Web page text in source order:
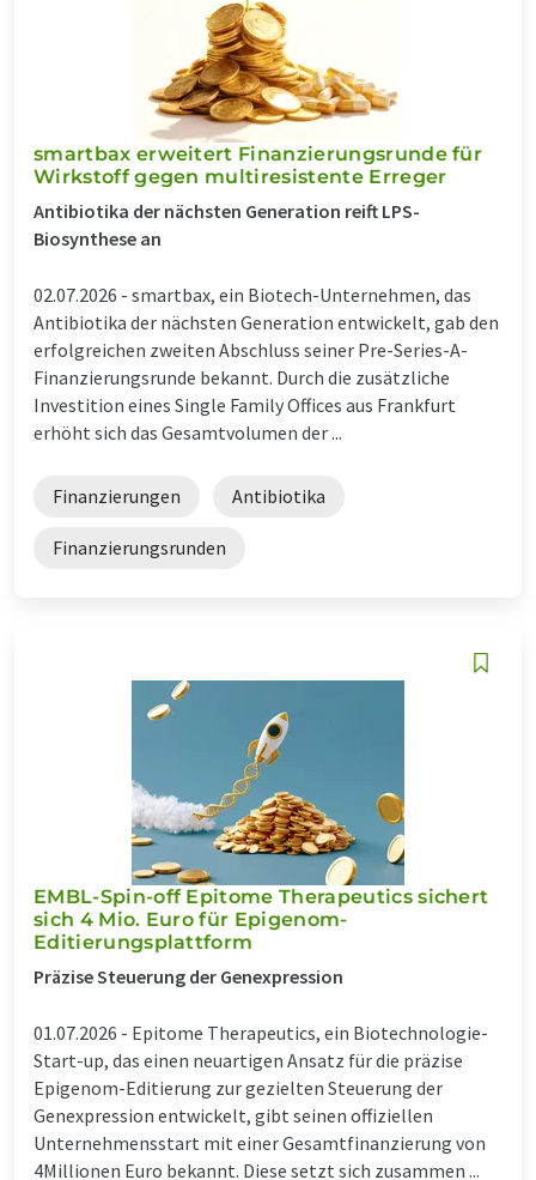
smartbax erweitert Finanzierungsrunde für
Wirkstoff gegen multiresistente Erreger
Antibiotika der nächsten Generation reift LPS-
Biosynthese an
02.07.2026 - smartbax, ein Biotech-Unternehmen, das
Antibiotika der nächsten Generation entwickelt, gab den
erfolgreichen zweiten Abschluss seiner Pre-Series-A-
Finanzierungsrunde bekannt. Durch die zusätzliche
Investition eines Single Family Offices aus Frankfurt
erhöht sich das Gesamtvolumen der ...
Finanzierungen Antibiotika
Finanzierungsrunden
EMBL-Spin-off Epitome Therapeutics sichert
sich 4 Mio. Euro für Epigenom-
Editierungsplattform
Präzise Steuerung der Genexpression
01.07.2026 - Epitome Therapeutics, ein Biotechnologie-
Start-up, das einen neuartigen Ansatz für die präzise
Epigenom-Editierung zur gezielten Steuerung der
Genexpression entwickelt, gibt seinen offiziellen
Unternehmensstart mit einer Gesamtfinanzierung von
4Millionen Euro bekannt. Diese setzt sich zusammen ...